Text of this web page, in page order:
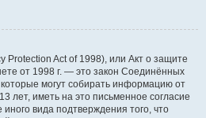
Protection Act of 1998), или Акт о защите
от 1998 г. — это закон Соединённых
могут собирать информацию от
лет, иметь на это письменное согласие
вида подтверждения того, что